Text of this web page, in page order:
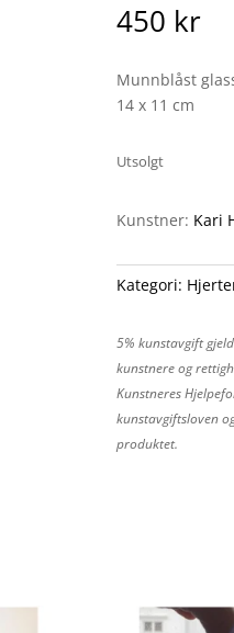
450 kr
Munnblåst
14 x 11 cm
Utsolgt
Kunstner: Kari
Kategori:
5% kunstavgift
kunstnere og
Kunstneres
kunstavgiftsloven
produktet.